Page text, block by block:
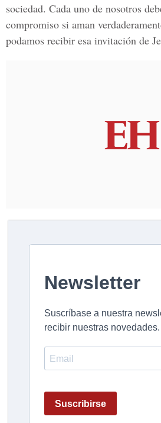
sociedad. Cada uno de nosotros
compromiso si aman
podamos recibir esa invitación de